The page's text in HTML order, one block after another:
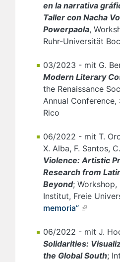
en la narrativa
Taller con Nacha
Powerpaola,
Ruhr-Universität
03/2023 - mit G.
Modern Literary
the Renaissance
Annual Conference,
Rico
06/2022 - mit T.
X. Alba, F. Santos,
Violence: Artistic
Research from
Beyond;
Institut, Freie
memoria”
06/2022 - mit J.
Solidarities:
the Global South;